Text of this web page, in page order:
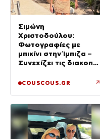
Σιμώνη
Χριστοδούλου:
Φωτογραφίες με
μπικίνι στην Ίμπιζα –
Συνεχίζει τις διακοπές
της, Αντρέα Γεωργίου
COUSCOUS.GR ↗